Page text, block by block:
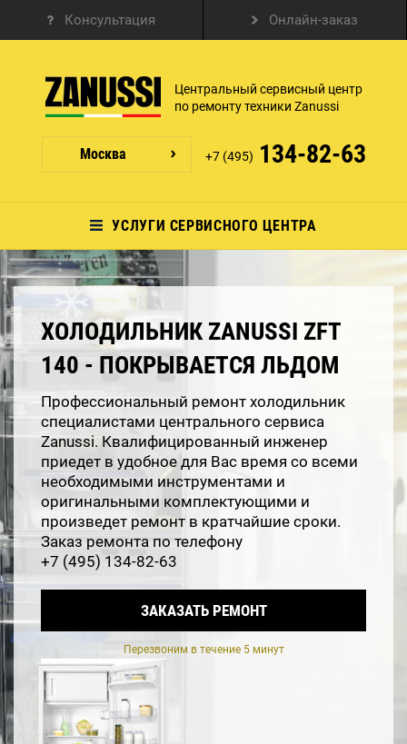
Консультация Онлайн-заказ
Центральный сервисный центр
по ремонту техники Zanussi
Москва +7 (495) 134-82-63
УСЛУГИ СЕРВИСНОГО ЦЕНТРА
ХОЛОДИЛЬНИК ZANUSSI ZFT
140 - ПОКРЫВАЕТСЯ ЛЬДОМ
Профессиональный ремонт холодильник
специалистами центрального сервиса
Zanussi. Квалифицированный инженер
приедет в удобное для Вас время со всеми
необходимыми инструментами и
оригинальными комплектующими и
произведет ремонт в кратчайшие сроки.
Заказ ремонта по телефону
+7 (495) 134-82-63
ЗАКАЗАТЬ РЕМОНТ
Перезвоним в течение 5 минут